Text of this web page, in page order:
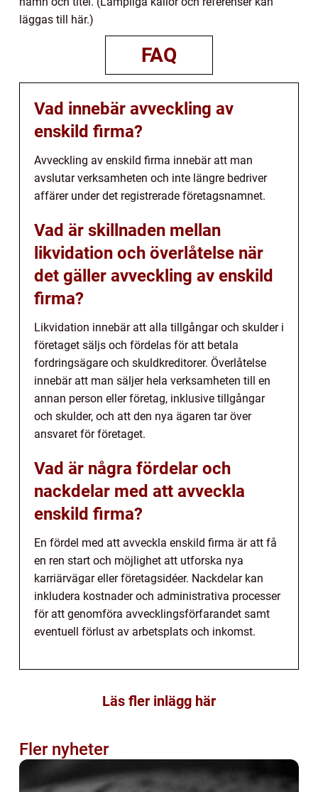
läggas till här.)
FAQ
Vad innebär avveckling av
enskild firma?
Avveckling av enskild firma innebär att man
avslutar verksamheten och inte längre bedriver
affärer under det registrerade företagsnamnet.
Vad är skillnaden mellan
likvidation och överlåtelse när
det gäller avveckling av enskild
firma?
Likvidation innebär att alla tillgångar och skulder i
företaget säljs och fördelas för att betala
fordringsägare och skuldkreditorer. Överlåtelse
innebär att man säljer hela verksamheten till en
annan person eller företag, inklusive tillgångar
och skulder, och att den nya ägaren tar över
ansvaret för företaget.
Vad är några fördelar och
nackdelar med att avveckla
enskild firma?
En fördel med att avveckla enskild firma är att få
en ren start och möjlighet att utforska nya
karriärvägar eller företagsidéer. Nackdelar kan
inkludera kostnader och administrativa processer
för att genomföra avvecklingsförfarandet samt
eventuell förlust av arbetsplats och inkomst.
Läs fler inlägg här
Fler nyheter